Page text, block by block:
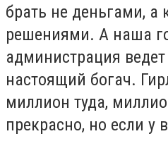
брать не деньгами, а
решениями. А наша
администрация
настоящий богач.
миллион туда,
прекрасно, но если у